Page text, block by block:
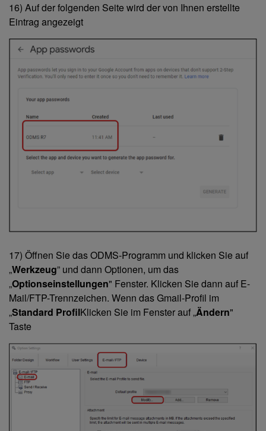
16) Auf der folgenden Seite wird der von Ihnen erstellte
Eintrag angezeigt
17) Öffnen Sie das ODMS-Programm und klicken Sie auf
„Werkzeug” und dann Optionen, um das
„Optionseinstellungen" Fenster. Klicken Sie dann auf E-
Mail/FTP-Trennzeichen. Wenn das Gmail-Profil im
„Standard ProfilKlicken Sie im Fenster auf „Ändern"
Taste